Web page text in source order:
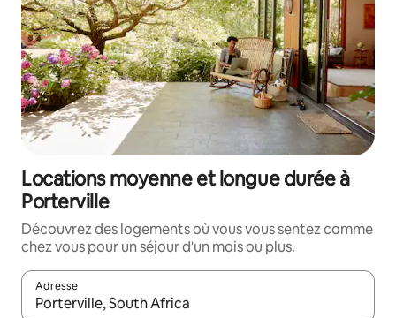
Locations moyenne et longue durée à
Porterville
Découvrez des logements où vous vous sentez comme
chez vous pour un séjour d'un mois ou plus.
Adresse
Lorsque les résultats s'affichent, utilisez les flèches vers le